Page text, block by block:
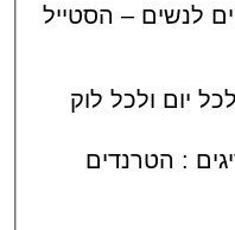
– הסטייל
ולכל לוק
הטרנדים